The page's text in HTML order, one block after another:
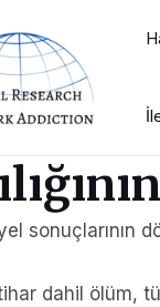
sonuçlarının
dahil ölüm,